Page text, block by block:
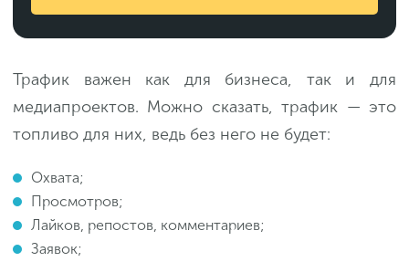
Трафик важен как для бизнеса, так и для
медиапроектов. Можно сказать, трафик — это
топливо для них, ведь без него не будет:
Охвата;
Просмотров;
Лайков, репостов, комментариев;
Заявок;